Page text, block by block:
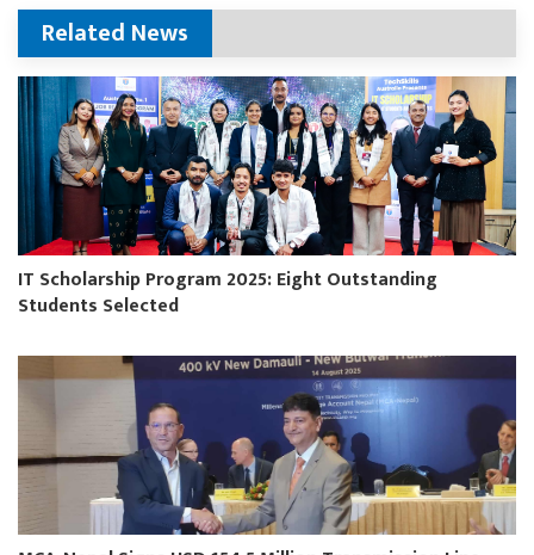
Related News
IT Scholarship Program 2025: Eight Outstanding
Students Selected